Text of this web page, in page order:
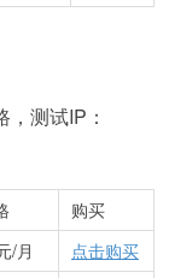
测试IP：
购买
/月
点击购买